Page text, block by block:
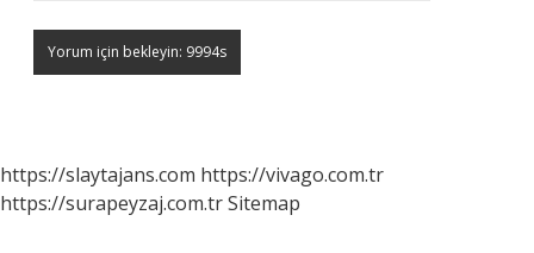
https://slaytajans.com https://vivago.com.tr
https://surapeyzaj.com.trSitemap